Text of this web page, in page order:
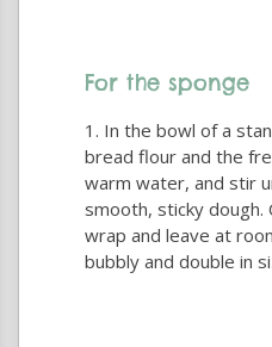
For the sponge
In the bowl of a
bread flour and the
warm water, and stir
smooth, sticky dough.
wrap and leave at
bubbly and double in